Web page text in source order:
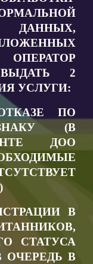
ДАННЫХ,
2
УСЛУГИ:
ПО
(В
ДОО
В
СТАТУСА
ОЧЕРЕДЬ В